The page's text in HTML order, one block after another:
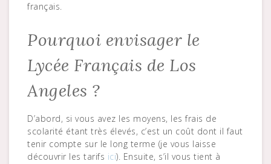
français.
Pourquoi envisager le
Lycée Français de Los
Angeles ?
D’abord, si vous avez les moyens, les frais de
scolarité étant très élevés, c’est un coût dont il faut
tenir compte sur le long terme (je vous laisse
découvrir les tarifs ici). Ensuite, s’il vous tient à